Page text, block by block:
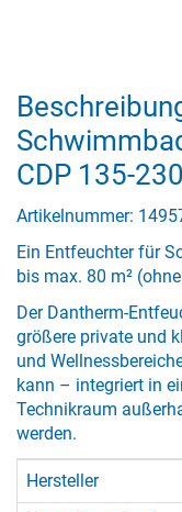
CDP 135-
Artikelnummer:
Ein Entfeuchter für
bis max. 80 m²
Der Dantherm-
größere private und
und
kann – integriert in
Technikraum
werden.
Hersteller